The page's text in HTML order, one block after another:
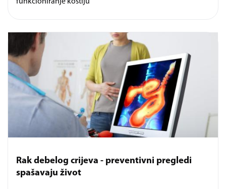
funkcioniranje kostiju
Rak debelog crijeva - preventivni pregledi
spašavaju život